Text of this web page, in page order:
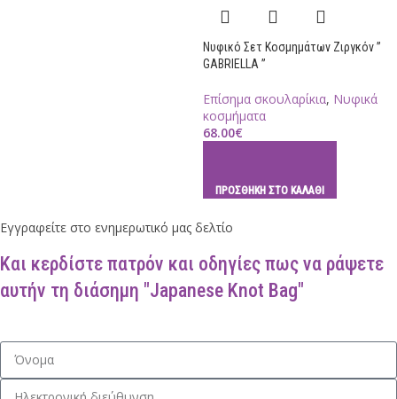
Νυφικό Σετ Κοσμημάτων Ζιργκόν ”
GABRIELLA ”
Επίσημα σκουλαρίκια, Νυφικά
κοσμήματα
68.00€
ΠΡΟΣΘΉΚΗ ΣΤΟ ΚΑΛΆΘΙ
Εγγραφείτε στο ενημερωτικό μας δελτίο
Και κερδίστε πατρόν και οδηγίες πως να ράψετε
αυτήν τη διάσημη "Japanese Knot Bag"